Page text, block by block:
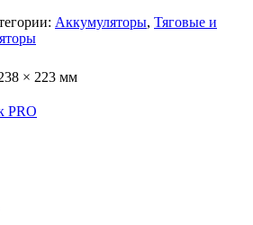
Аккумуляторы, Тяговые и
× 223 мм
PRO